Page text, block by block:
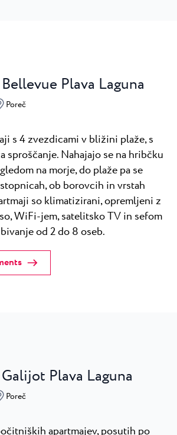
Plava Laguna
Poreč
s 4 zvezdicami v bližini plaže, s
sproščanje. Nahajajo se na hribčku
na morje, do plaže pa se
ob borovcih in vrstah
so klimatizirani, opremljeni z
WiFi-jem, satelitsko TV in sefom
od 2 do 8 oseb.
Plava Laguna
Poreč
apartmajev, posutih po